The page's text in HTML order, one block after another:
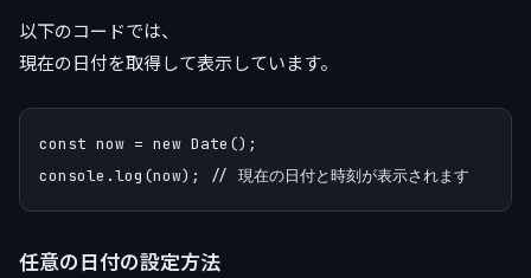
以下のコードでは、
現在の日付を取得して表示しています。
const now = new Date();
任意の日付の設定方法